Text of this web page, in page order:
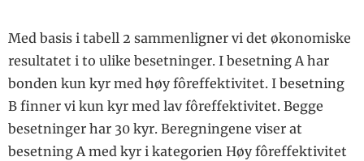
Med basis i tabell 2 sammenligner vi det økonomiske
resultatet i to ulike besetninger. I besetning A har
bonden kun kyr med høy fôreffektivitet. I besetning
B finner vi kun kyr med lav fôreffektivitet. Begge
besetninger har 30 kyr. Beregningene viser at
besetning A med kyr i kategorien Høy fôreffektivitet